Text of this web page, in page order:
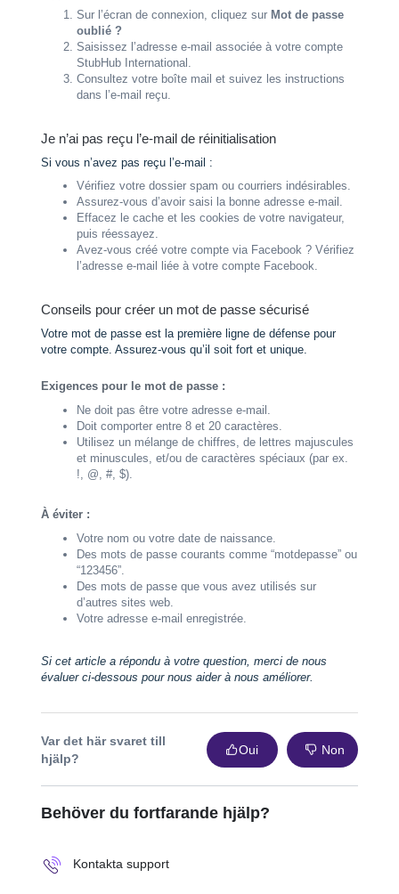
Sur l’écran de connexion, cliquez sur Mot de passe
oublié ?
Saisissez l’adresse e-mail associée à votre compte
StubHub International.
Consultez votre boîte mail et suivez les instructions
dans l’e-mail reçu.
Je n’ai pas reçu l’e-mail de réinitialisation
Si vous n’avez pas reçu l’e-mail :
Vérifiez votre dossier spam ou courriers indésirables.
Assurez-vous d’avoir saisi la bonne adresse e-mail.
Effacez le cache et les cookies de votre navigateur,
puis réessayez.
Avez-vous créé votre compte via Facebook ? Vérifiez
l’adresse e-mail liée à votre compte Facebook.
Conseils pour créer un mot de passe sécurisé
Votre mot de passe est la première ligne de défense pour
votre compte. Assurez-vous qu’il soit fort et unique.
Exigences pour le mot de passe :
Ne doit pas être votre adresse e-mail.
Doit comporter entre 8 et 20 caractères.
Utilisez un mélange de chiffres, de lettres majuscules
et minuscules, et/ou de caractères spéciaux (par ex.
!, @, #, $).
À éviter :
Votre nom ou votre date de naissance.
Des mots de passe courants comme “motdepasse” ou
“123456”.
Des mots de passe que vous avez utilisés sur
d’autres sites web.
Votre adresse e-mail enregistrée.
Si cet article a répondu à votre question, merci de nous
évaluer ci-dessous pour nous aider à nous améliorer.
Var det här svaret till
hjälp?
Oui Non
Behöver du fortfarande hjälp?
Kontakta support